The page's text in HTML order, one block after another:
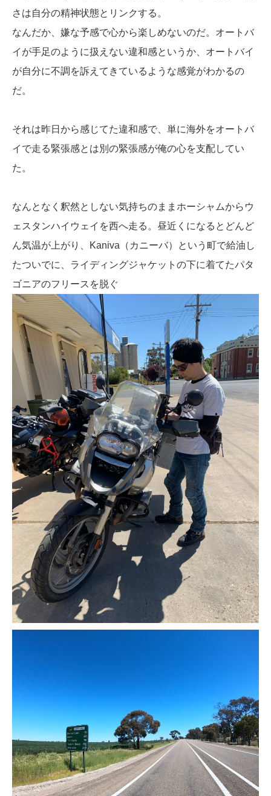
さは自分の精神状態とリンクする。
なんだか、嫌な予感で心から楽しめないのだ。オートバ
イが手足のように扱えない違和感というか、オートバイ
が自分に不調を訴えてきているような感覚がわかるの
だ。
それは昨日から感じてた違和感で、単に海外をオートバ
イで走る緊張感とは別の緊張感が俺の心を支配してい
た。
なんとなく釈然としない気持ちのままホーシャムからウ
ェスタンハイウェイを西へ走る。昼近くになるとどんど
ん気温が上がり、Kaniva（カニーバ）という町で給油し
たついでに、ライディングジャケットの下に着てたパタ
ゴニアのフリースを脱ぐ